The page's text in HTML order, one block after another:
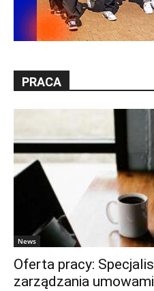
PRACA
News
Oferta pracy:
zarządzania